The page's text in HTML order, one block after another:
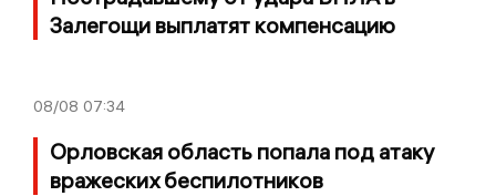
Залегощи выплатят компенсацию
08/08 07:34
Орловская область попала под атаку
вражеских беспилотников